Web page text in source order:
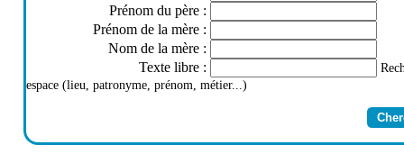
Prénom du père :
Prénom de la mère :
Nom de la mère :
Texte libre :
espace (lieu, patronyme, prénom, métier...)